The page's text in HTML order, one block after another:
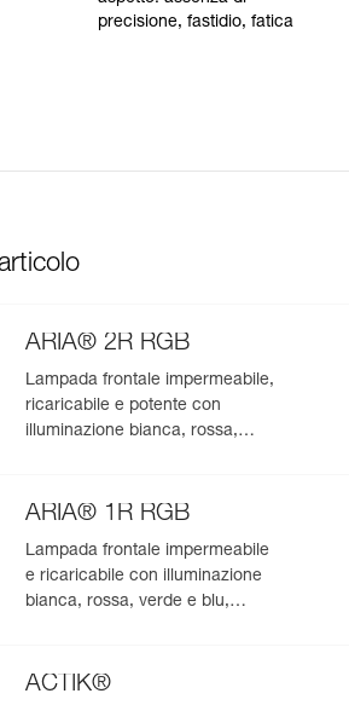
precisione, fastidio, fatica
ARIA® 2R RGB
Lampada frontale impermeabile,
ricaricabile e potente con
illuminazione bianca, rossa,
lumen
ARIA® 1R RGB
Lampada frontale impermeabile
e ricaricabile con illuminazione
bianca, rossa, verde e blu,
ACTIK®